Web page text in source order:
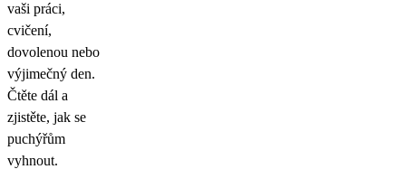
vaši práci,
cvičení,
dovolenou nebo
výjimečný den.
Čtěte dál a
zjistěte, jak se
puchýřům
vyhnout.